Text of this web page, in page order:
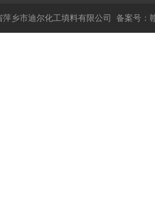
乡市迪尔化工填料有限公司 备案号：